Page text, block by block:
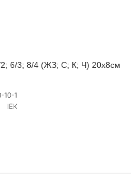
2; 6/3; 8/4 (ЖЗ; С; К; Ч) 20х8см
10-1
IEK